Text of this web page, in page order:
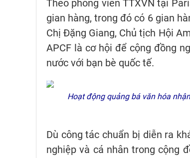
Theo phóng viên TTXVN tại
gian hàng, trong đó có 6 gian
Chị Đặng Giang, Chủ tịch Hội
APCF là cơ hội để cộng đồng
nước với bạn bè quốc tế.
Hoạt động quảng bá văn hóa
Dù công tác chuẩn bị diễn ra
nghiệp và cá nhân trong cộng